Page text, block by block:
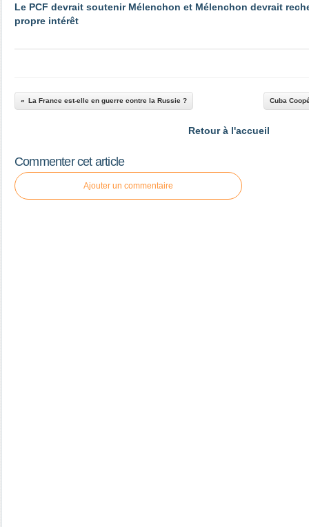
Le PCF devrait soutenir Mélenchon et Mélenchon devrait
propre intérêt
La France est-elle en guerre contre la Russie ? Cuba
Retour à l'accueil
Commenter cet article
Ajouter un commentaire